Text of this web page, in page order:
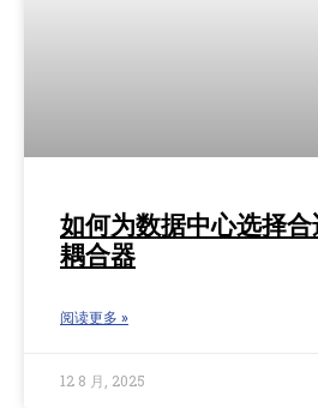
如何为数据中心选择
耦合器
阅读更多 »
12 8 月, 2025